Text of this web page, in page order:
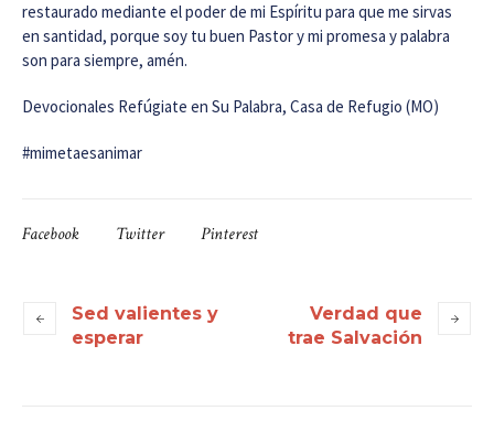
restaurado mediante el poder de mi Espíritu para que me sirvas
en santidad, porque soy tu buen Pastor y mi promesa y palabra
son para siempre, amén.
Devocionales Refúgiate en Su Palabra, Casa de Refugio (MO)
#mimetaesanimar
Facebook Twitter Pinterest
Sed valientes y
esperar
Verdad que
trae Salvación